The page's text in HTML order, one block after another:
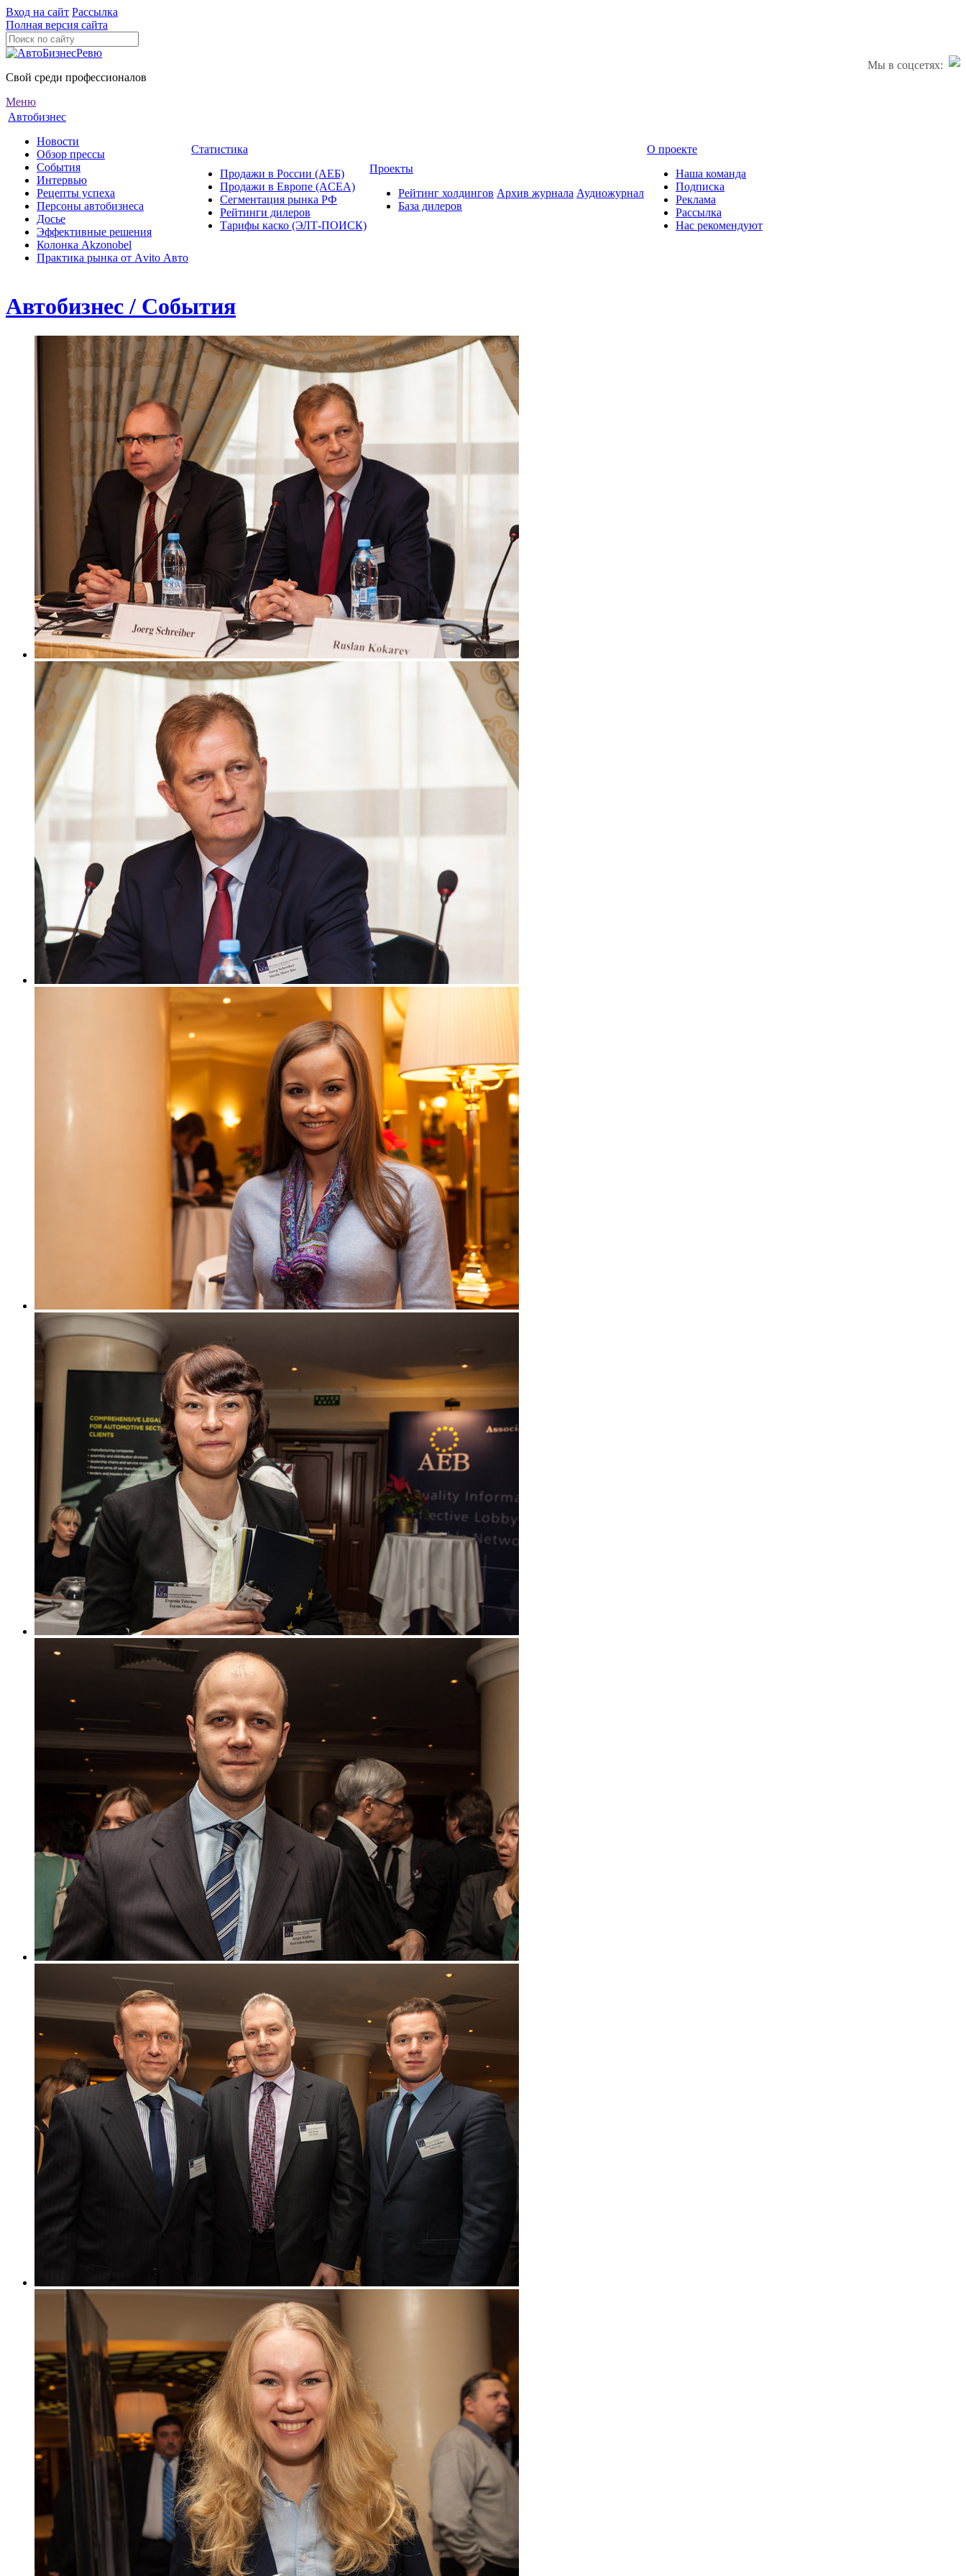
Вход на сайт Рассылка
Полная версия сайта
Мы в соцсетях:
Свой среди профессионалов
Меню
Автобизнес
Новости
Обзор прессы
События
Интервью
Рецепты успеха
Персоны автобизнеса
Досье
Эффективные решения
Колонка Akzonobel
Практика рынка от Аvito Авто
Статистика
Продажи в России (АЕБ)
Продажи в Европе (ACEA)
Сегментация рынка РФ
Рейтинги дилеров
Тарифы каско (ЭЛТ-ПОИСК)
Проекты
Рейтинг холдингов
База дилеров
Архив журнала Аудиожурнал
О проекте
Наша команда
Подписка
Реклама
Рассылка
Нас рекомендуют
Автобизнес / События